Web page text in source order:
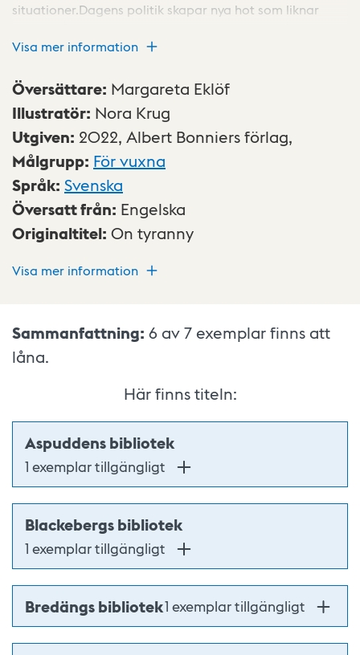
situationer.Dagens politik skapar nya hot som liknar
Mänskligheten är inte klokare idag än då Europas
kommu­nismen. Vår fördel är att vi möjligen skulle kunna
lära oss något av erfarenheterna.I denna illustrerade
utgåva får Timothy Snyders text nytt liv, kraft och färg
genom Nora Krugs bilder.
Visa mer information
Översättare: Margareta Eklöf
Illustratör: Nora Krug
Utgiven: 2022, Albert Bonniers förlag,
Målgrupp: För vuxna
Språk: Svenska
Översatt från: Engelska
Originaltitel: On tyranny
Visa mer information
Sammanfattning: 6 av 7 exemplar finns att
låna.
Här finns titeln:
Aspuddens bibliotek
1 exemplar tillgängligt
Blackebergs bibliotek
1 exemplar tillgängligt
Bredängs bibliotek1 exemplar tillgängligt